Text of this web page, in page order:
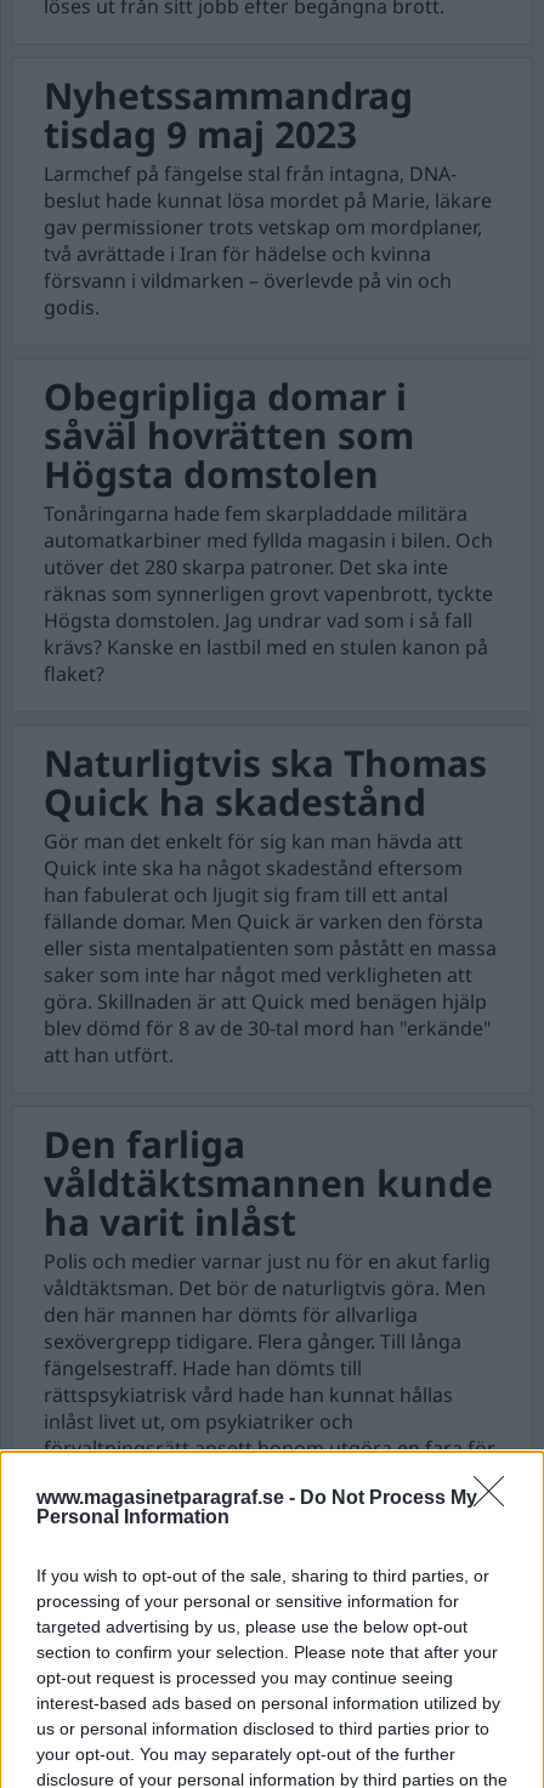
www.magasinetparagraf.se - Do Not Process My
Personal Information
If you wish to opt-out of the sale, sharing to third parties, or
processing of your personal or sensitive information for
targeted advertising by us, please use the below opt-out
section to confirm your selection. Please note that after your
opt-out request is processed you may continue seeing
interest-based ads based on personal information utilized by
us or personal information disclosed to third parties prior to
your opt-out. You may separately opt-out of the further
disclosure of your personal information by third parties on the
löses ut från sitt jobb efter begångna brott.
Nyhetssammandrag
tisdag 9 maj 2023
Larmchef på fängelse stal från intagna, DNA-
beslut hade kunnat lösa mordet på Marie, läkare
gav permissioner trots vetskap om mordplaner,
två avrättade i Iran för hädelse och kvinna
försvann i vildmarken – överlevde på vin och
godis.
Obegripliga domar i
såväl hovrätten som
Högsta domstolen
Tonåringarna hade fem skarpladdade militära
automatkarbiner med fyllda magasin i bilen. Och
utöver det 280 skarpa patroner. Det ska inte
räknas som synnerligen grovt vapenbrott, tyckte
Högsta domstolen. Jag undrar vad som i så fall
krävs? Kanske en lastbil med en stulen kanon på
flaket?
Naturligtvis ska Thomas
Quick ha skadestånd
Gör man det enkelt för sig kan man hävda att
Quick inte ska ha något skadestånd eftersom
han fabulerat och ljugit sig fram till ett antal
fällande domar. Men Quick är varken den första
eller sista mentalpatienten som påstått en massa
saker som inte har något med verkligheten att
göra. Skillnaden är att Quick med benägen hjälp
blev dömd för 8 av de 30-tal mord han "erkände"
att han utfört.
Den farliga
våldtäktsmannen kunde
ha varit inlåst
Polis och medier varnar just nu för en akut farlig
våldtäktsman. Det bör de naturligtvis göra. Men
den här mannen har dömts för allvarliga
sexövergrepp tidigare. Flera gånger. Till långa
fängelsestraff. Hade han dömts till
rättspsykiatrisk vård hade han kunnat hållas
inlåst livet ut, om psykiatriker och
förvaltningsrätt ansett honom utgöra en fara för
uppenbarligen utgör.
Var livstid för mordet på
Lotta rätt?
Martin Jonsson hade misshandlat Lotta tidigare.
Gång på gång. Den här gången slog han ihjäl
henne. Han slog och sparkade i tio minuter. Vissa
tecken tyder på att han gjorde en paus någon
gång under dessa tio minuter, för att sedan